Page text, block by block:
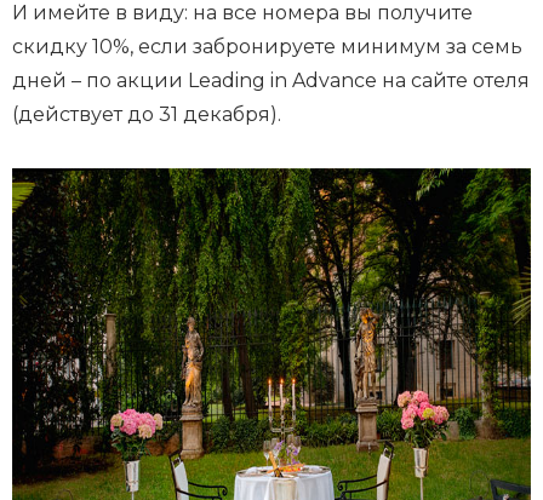
И имейте в виду: на все номера вы получите
скидку 10%, если забронируете минимум за семь
дней – по акции Leading in Advance на сайте отеля
(действует до 31 декабря).